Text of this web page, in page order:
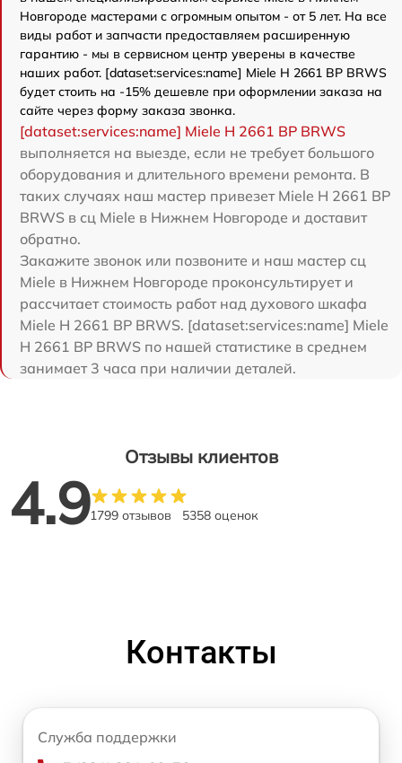
Новгороде мастерами с огромным опытом - от 5 лет. На все
виды работ и запчасти предоставляем расширенную
гарантию - мы в сервисном центр уверены в качестве
наших работ. [dataset:services:name] Miele H 2661 BP BRWS
будет стоить на -15% дешевле при оформлении заказа на
сайте через форму заказа звонка.
[dataset:services:name] Miele H 2661 BP BRWS
выполняется на выезде, если не требует большого
оборудования и длительного времени ремонта. В
таких случаях наш мастер привезет Miele H 2661 BP
BRWS в сц Miele в Нижнем Новгороде и доставит
обратно.
Закажите звонок или позвоните и наш мастер сц
Miele в Нижнем Новгороде проконсультирует и
рассчитает стоимость работ над духового шкафа
Miele H 2661 BP BRWS. [dataset:services:name] Miele
H 2661 BP BRWS по нашей статистике в среднем
занимает 3 часа при наличии деталей.
Отзывы клиентов
4.91799 отзывов 5358 оценок
Контакты
Служба поддержки